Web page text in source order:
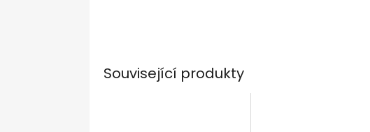
Související produkty